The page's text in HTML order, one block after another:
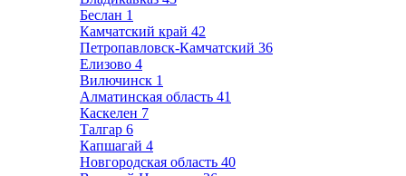
Беслан 1
Камчатский край 42
Петропавловск-Камчатский 36
Елизово 4
Вилючинск 1
Алматинская область 41
Каскелен 7
Талгар 6
Капшагай 4
Новгородская область 40